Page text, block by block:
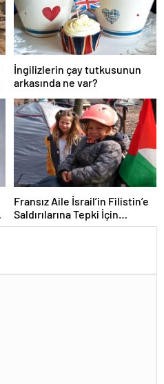
İngilizlerin çay tutkusunun
arkasında ne var?
Fransız Aile İsrail’in Filistin’e
Saldırılarına Tepki İçin
Bisikletle Yola Çıktı